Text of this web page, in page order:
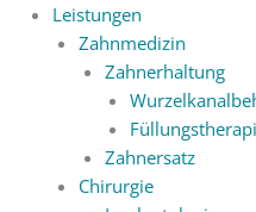
Leistungen
Zahnmedizin
Zahnerhaltung
Zahnersatz
Chirurgie